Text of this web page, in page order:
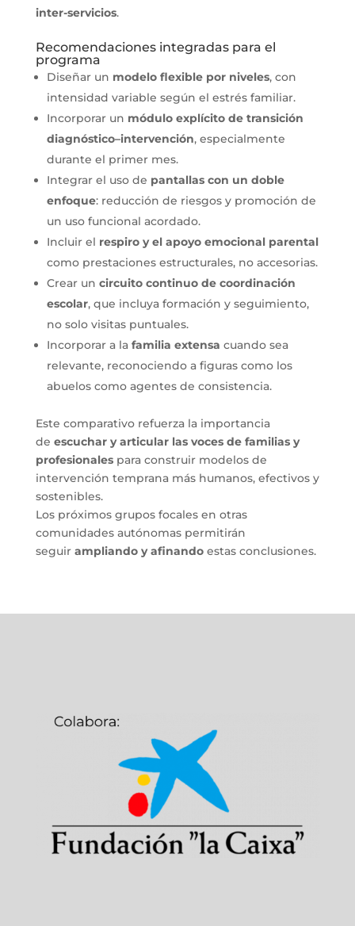
inter-servicios.
Recomendaciones integradas para el
programa
Diseñar un modelo flexible por niveles, con
intensidad variable según el estrés familiar.
Incorporar un módulo explícito de transición
diagnóstico–intervención, especialmente
durante el primer mes.
Integrar el uso de pantallas con un doble
enfoque: reducción de riesgos y promoción de
un uso funcional acordado.
Incluir el respiro y el apoyo emocional parental
como prestaciones estructurales, no accesorias.
Crear un circuito continuo de coordinación
escolar, que incluya formación y seguimiento,
no solo visitas puntuales.
Incorporar a la familia extensa cuando sea
relevante, reconociendo a figuras como los
abuelos como agentes de consistencia.
Este comparativo refuerza la importancia
de escuchar y articular las voces de familias y
profesionalespara construir modelos de
intervención temprana más humanos, efectivos y
sostenibles.
Los próximos grupos focales en otras
comunidades autónomas permitirán
seguir ampliando y afinandoestas conclusiones.